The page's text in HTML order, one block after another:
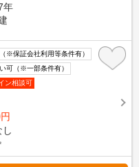
年
※保証会社利用等条件有）
可（※一部条件有）
ン相談可
し